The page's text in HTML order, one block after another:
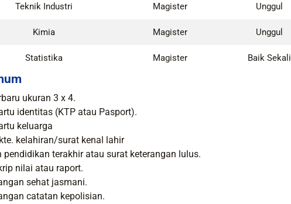
Teknik Industri Magister Unggul
Kimia Magister Unggul
Statistika Magister Baik Sekali
ukuran 3 x 4.
identitas (KTP atau Pasport).
keluarga
kelahiran/surat kenal lahir
pendidikan terakhir atau surat keterangan lulus.
nilai atau raport.
sehat jasmani.
catatan kepolisian.